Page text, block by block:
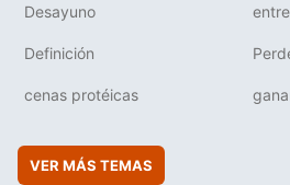
Desayuno
Definición
cenas protéicas
VER MÁS TEMAS